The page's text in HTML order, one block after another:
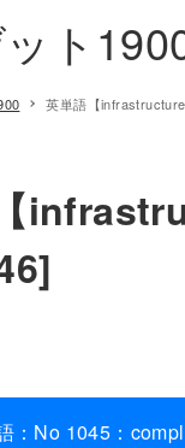
ト
英単語【
：No 1045：